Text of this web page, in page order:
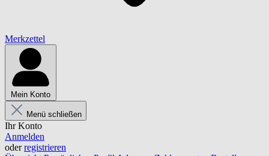
Merkzettel
Mein Konto
Menü schließen
Ihr Konto
Anmelden
oderregistrieren